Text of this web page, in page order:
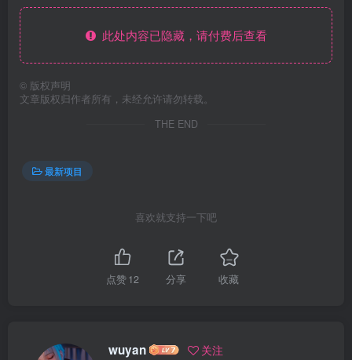
此处内容已隐藏，请付费后查看
© 版权声明
文章版权归作者所有，未经允许请勿转载。
THE END
最新项目
喜欢就支持一下吧
点赞12 分享 收藏
wuyan 关注